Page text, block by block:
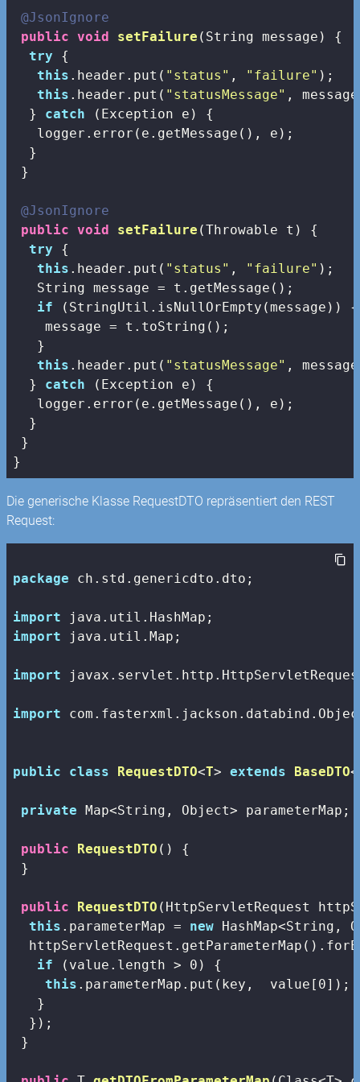
@JsonIgnore
public void setFailure (String message)
{
try {
this .header.put( "status" , "failure" );
this .header.put( "statusMessage" ,
  }
catch (Exception e) {
   logger.error(e.getMessage(), e);
  }
}
@JsonIgnore
public void setFailure (Throwable t)
{
try {
this .header.put( "status" , "failure" );
   String message = t.getMessage();
if (StringUtil.isNullOrEmpty(message)) {
    message = t.toString();
   }
this .header.put( "statusMessage" ,
  }
catch (Exception e) {
   logger.error(e.getMessage(), e);
  }
}
}
Die generische Klasse RequestDTO repräsentiert den REST
Request:
package ch.std.genericdto.dto;
import
import java.util.Map;
import
import
public class RequestDTO<T> extends BaseDTO<
private Map<String, Object> parameterMap;
public RequestDTO ()
{
}
public RequestDTO (HttpServletRequest
this .parameterMap = new HashMap<String,
if (value.length > 0 ) {
this .parameterMap.put(key,  value[ 0
   }
  });
}